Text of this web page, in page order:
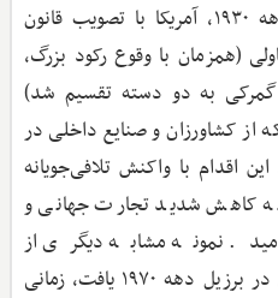
گسترده تعرفه‌ها نیست. در دهه ۱۹۳۰، آمریکا با تصویب قانون
(همزمان با وقوع رکود بزرگ،
گمرکی به دو دسته تقسیم شد)
از کشاورزان و صنایع داخلی در
اقدام با واکنش تلافی‌جویانه
کاهش شدید تجارت جهانی و
نمونه مشابه دیگری از
سیاست‌های تعرفه‌ای را می‌توان در برزیل دهه ۱۹۷۰ یافت، زمانی